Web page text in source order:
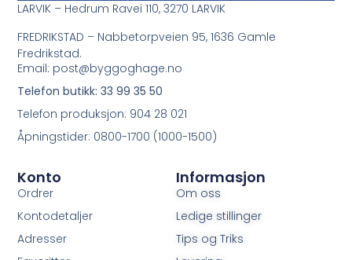
Informasjon
Om oss
Ledige stillinger
Tips og Triks
Konto
Ordrer
Kontodetaljer
Adresser
LARVIK – Hedrum Ravei 110, 3270 LARVIK
FREDRIKSTAD – Nabbetorpveien 95, 1636 Gamle
Fredrikstad.
Email: post@byggoghage.no
Telefon butikk: 33 99 35 50
Telefon produksjon: 904 28 021
Åpningstider: 0800-1700 (1000-1500)